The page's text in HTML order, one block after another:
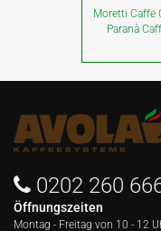
Moretti Caffe
Paranà
0202 260
Öffnungszeiten
Montag - Freitag von 10 - 12